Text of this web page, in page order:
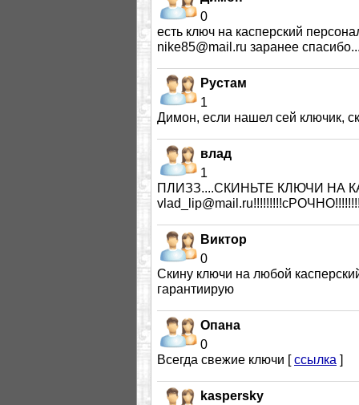
0
есть ключ на касперский
nike85@mail.ru заранее
Рустам
1
Димон, если нашел сей ключик,
влад
1
ПЛИЗЗ....СКИНЬТЕ КЛЮЧИ НА
Виктор
0
Скину ключи на любой
гарантиирую
Опана
0
Всегда свежие ключи [ссылка ]
kaspersky